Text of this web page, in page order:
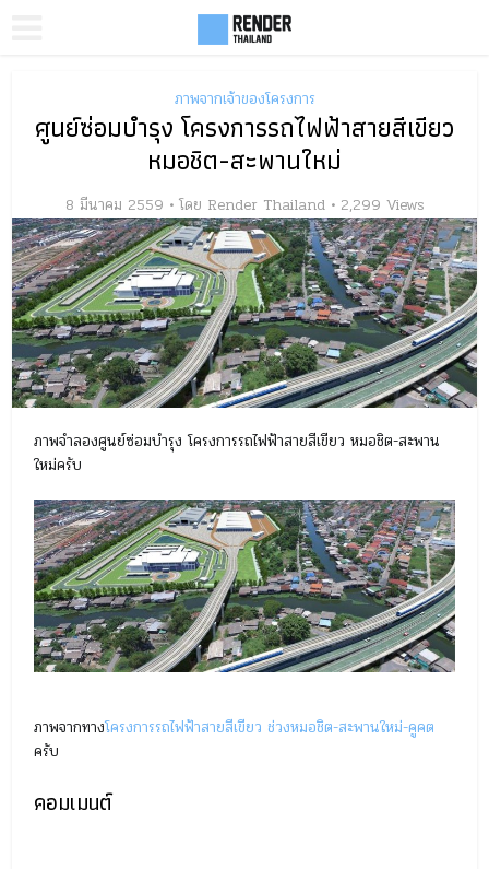
ภาพจากเจ้าของโครงการ
ศูนย์ซ่อมบำรุง โครงการรถไฟฟ้าสายสีเขียว
หมอชิต-สะพานใหม่
8 มีนาคม 2559 โดย Render Thailand 2,299 Views
ภาพจำลองศูนย์ซ่อมบำรุง โครงการรถไฟฟ้าสายสีเขียว หมอชิต-สะพาน
ใหม่ครับ
ภาพจากทางโครงการรถไฟฟ้าสายสีเขียว ช่วงหมอชิต-สะพานใหม่-คูคต
ครับ
คอมเมนต์